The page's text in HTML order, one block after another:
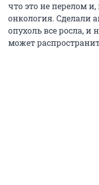
что это не перелом
онкология. Сделали
опухоль все росла, и
может